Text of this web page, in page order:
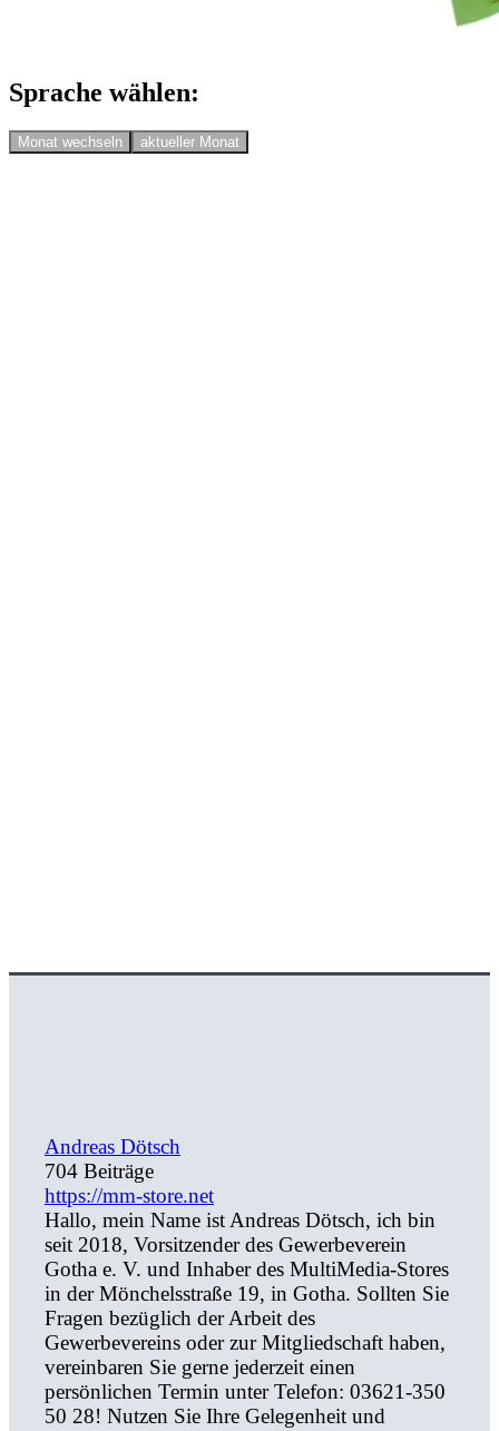
Sprache wählen:
Monat wechseln aktueller Monat
Andreas Dötsch
704 Beiträge
https://mm-store.net
Hallo, mein Name ist Andreas Dötsch, ich bin
seit 2018, Vorsitzender des Gewerbeverein
Gotha e. V. und Inhaber des MultiMedia-Stores
in der Mönchelsstraße 19, in Gotha. Sollten Sie
Fragen bezüglich der Arbeit des
Gewerbevereins oder zur Mitgliedschaft haben,
vereinbaren Sie gerne jederzeit einen
persönlichen Termin unter Telefon: 03621-350
50 28! Nutzen Sie Ihre Gelegenheit und